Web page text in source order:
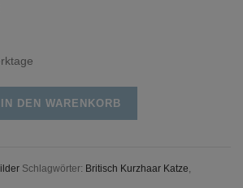
IN DEN WARENKORB
Schlagwörter: Britisch Kurzhaar Katze,